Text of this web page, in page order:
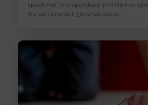
speelt het Transportbedrijf in Helmond
Als een toonaangevende speler